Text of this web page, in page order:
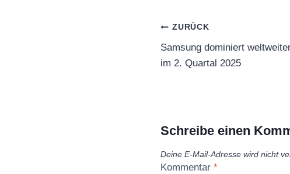
Beitragsnavigation
ZURÜCK
Samsung dominiert
im 2. Quartal 2025
Schreibe einen
Deine E-Mail-Adresse wird nicht
Kommentar *